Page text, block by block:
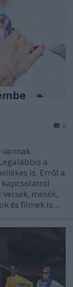
0
vannak
a
is. Erről a
mesék,
és filmek is…